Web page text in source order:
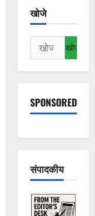
खोजे
निम्न
को
खोजें:
SPONSORED
संपादकीय